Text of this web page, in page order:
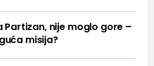
nije moglo gore –
misija?